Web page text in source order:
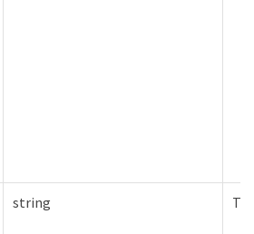
string